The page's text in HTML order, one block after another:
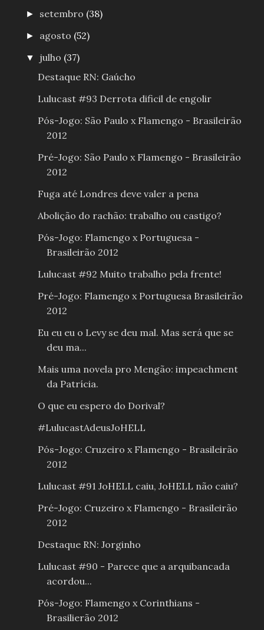
► setembro (38)
► agosto (52)
▼ julho (37)
Destaque RN: Gaúcho
Lulucast #93 Derrota dificil de engolir
Pós-Jogo: São Paulo x Flamengo - Brasileirão
2012
Pré-Jogo: São Paulo x Flamengo - Brasileirão
2012
Fuga até Londres deve valer a pena
Abolição do rachão: trabalho ou castigo?
Pós-Jogo: Flamengo x Portuguesa -
Brasileirão 2012
Lulucast #92 Muito trabalho pela frente!
Pré-Jogo: Flamengo x Portuguesa Brasileirão
2012
Eu eu eu o Levy se deu mal. Mas será que se
deu ma...
Mais uma novela pro Mengão: impeachment
da Patrícia.
O que eu espero do Dorival?
#LulucastAdeusJoHELL
Pós-Jogo: Cruzeiro x Flamengo - Brasileirão
2012
Lulucast #91 JoHELL caiu, JoHELL não caiu?
Pré-Jogo: Cruzeiro x Flamengo - Brasileirão
2012
Destaque RN: Jorginho
Lulucast #90 - Parece que a arquibancada
acordou...
Pós-Jogo: Flamengo x Corinthians -
Brasilierão 2012